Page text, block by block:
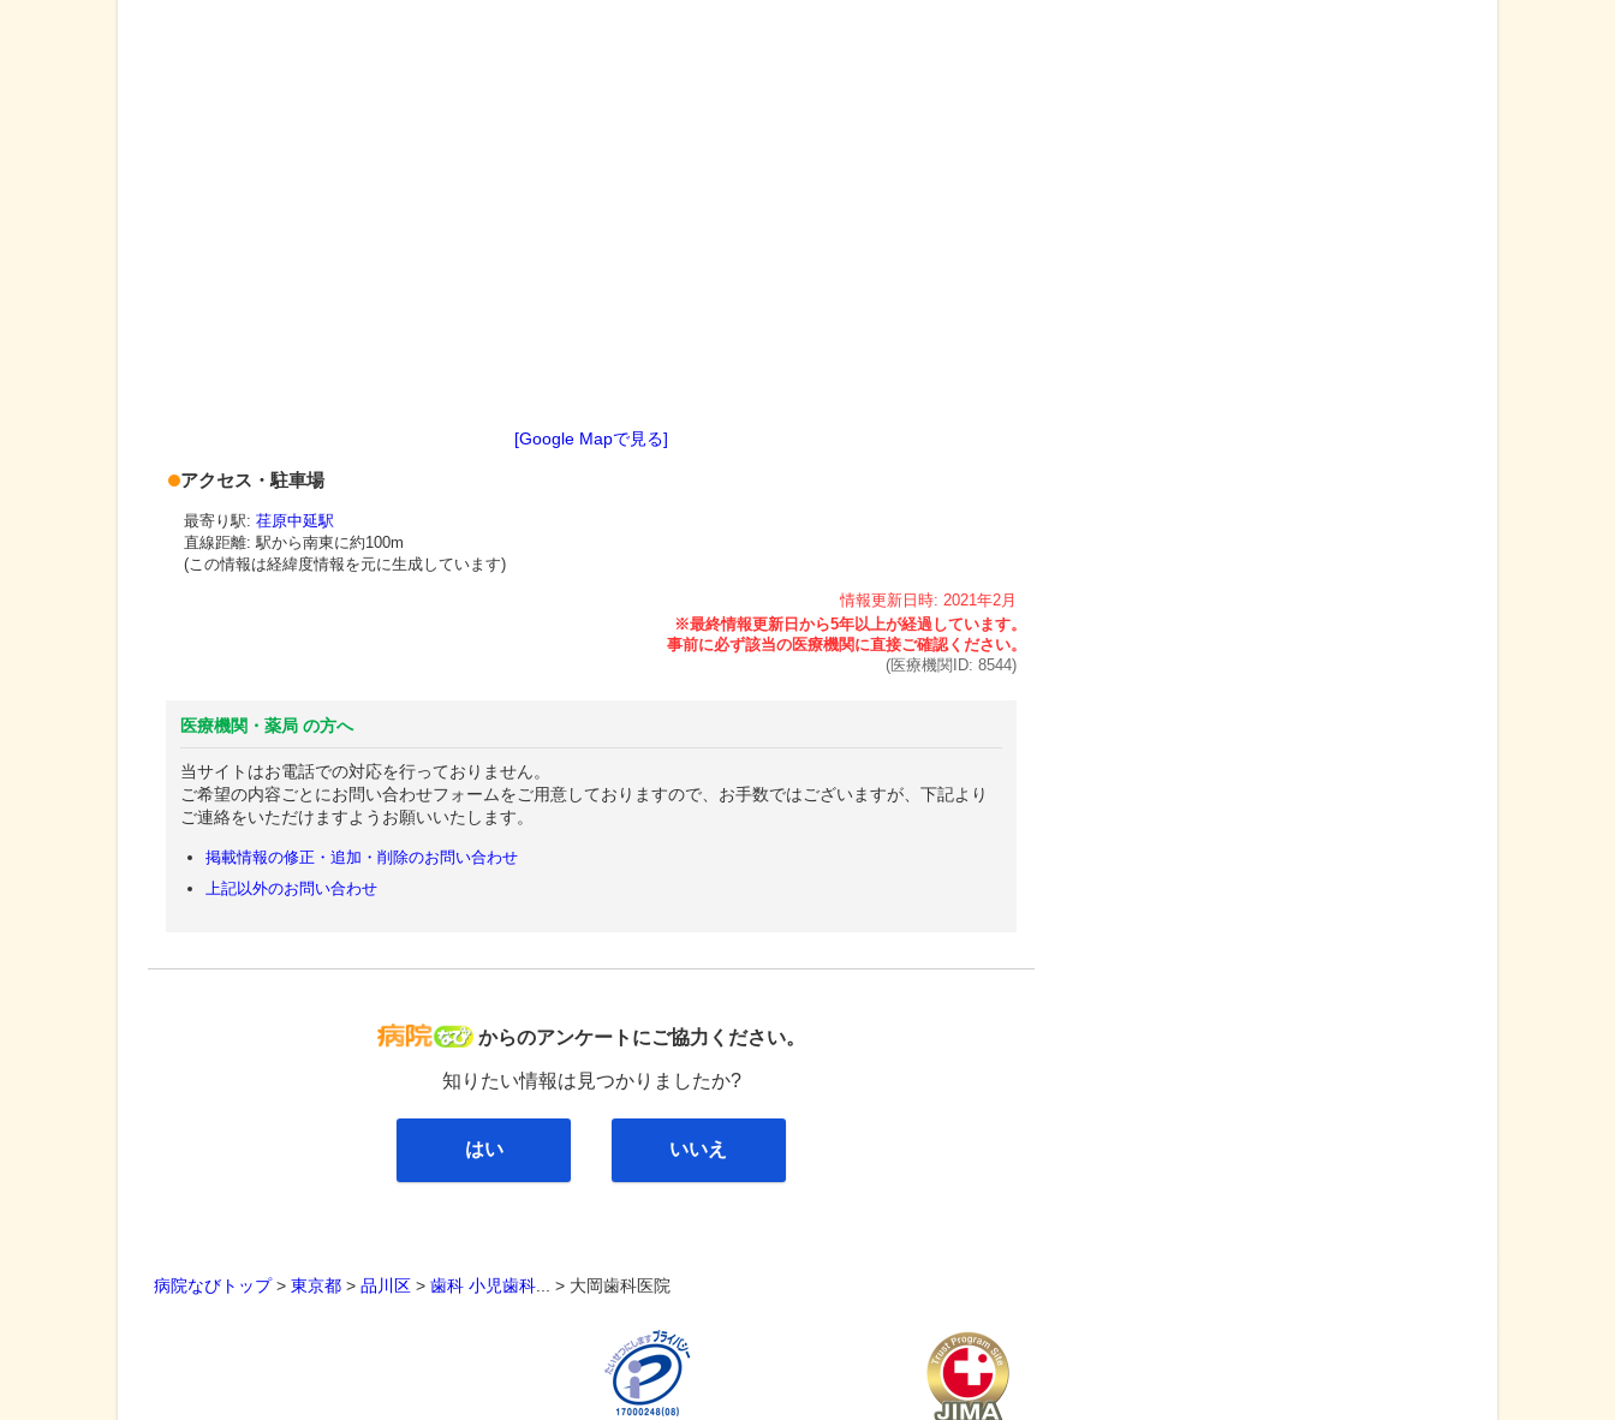
[Google Mapで見る]
アクセス・駐車場
最寄り駅: 荏原中延駅
直線距離: 駅から南東に約100m
(この情報は経緯度情報を元に生成しています)
情報更新日時: 2021年2月
(医療機関ID: 8544)
医療機関・薬局 の方へ
当サイトはお電話での対応を行っておりません。
ご希望の内容ごとにお問い合わせフォームをご用意しておりますので、お手数ではございますが、下記より
ご連絡をいただけますようお願いいたします。
掲載情報の修正・追加・削除のお問い合わせ
上記以外のお問い合わせ
病院なび
からのアンケートにご協力ください。
知りたい情報は見つかりましたか?
はい いいえ
病院なびトップ> 東京都 > 品川区 > 歯科 小児歯科 ... > 大岡歯科医院